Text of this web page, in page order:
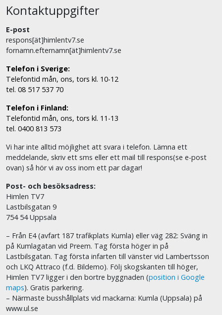
Kontaktuppgifter
E-post
respons[ät]himlentv7.se
fornamn.efternamn[ät]himlentv7.se
Telefon i Sverige:
Telefontid mån, ons, tors kl. 10-12
tel. 08 517 537 70
Telefon i Finland:
Telefontid mån, ons, tors kl. 11-13
tel. 0400 813 573
Vi har inte alltid möjlighet att svara i telefon. Lämna ett
meddelande, skriv ett sms eller ett mail till respons(se e-post
ovan) så hör vi av oss inom ett par dagar!
Post- och besöksadress:
Himlen TV7
Lastbilsgatan 9
754 54 Uppsala
– Från E4 (avfart 187 trafikplats Kumla) eller väg 282: Sväng in
på Kumlagatan vid Preem. Tag första höger in på
Lastbilsgatan. Tag första infarten till vänster vid Lambertsson
och LKQ Attraco (f.d. Bildemo). Följ skogskanten till höger,
Himlen TV7 ligger i den bortre byggnaden (position i Google
maps). Gratis parkering.
– Närmaste busshållplats vid mackarna: Kumla (Uppsala) på
www.ul.se